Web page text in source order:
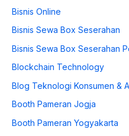
Bisnis Online
Bisnis Sewa Box Seserahan
Bisnis Sewa Box Seserahan
Blockchain Technology
Blog Teknologi Konsumen &
Booth Pameran Jogja
Booth Pameran Yogyakarta